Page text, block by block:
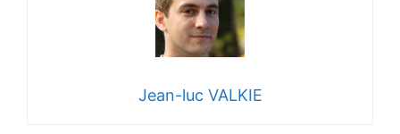
Jean-luc VALKIE